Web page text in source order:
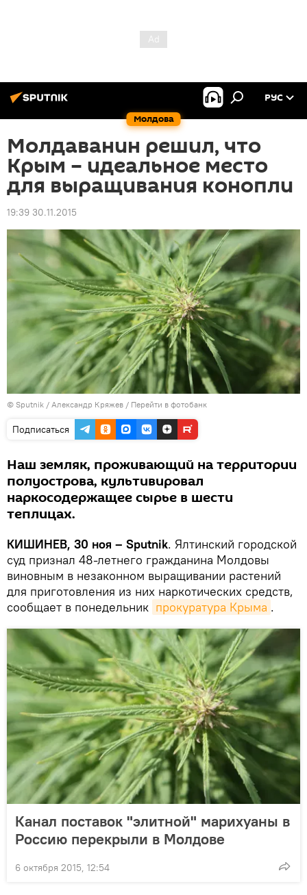
Молдова
РУС
Молдаванин решил, что
Крым – идеальное место
для выращивания конопли
19:39 30.11.2015
© Sputnik / Александр Кряжев / Перейти в фотобанк
Подписаться
Наш земляк, проживающий на территории
полуострова, культивировал
наркосодержащее сырье в шести
теплицах.
КИШИНЕВ, 30 ноя – Sputnik. Ялтинский городской
суд признал 48-летнего гражданина Молдовы
виновным в незаконном выращивании растений
для приготовления из них наркотических средств,
сообщает в понедельник прокуратура Крыма .
Канал поставок "элитной" марихуаны в
Россию перекрыли в Молдове
6 октября 2015, 12:54